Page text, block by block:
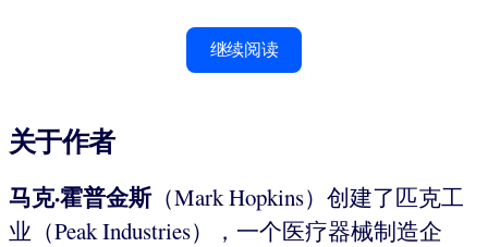
继续阅读
关于作者
马克·霍普金斯（Mark Hopkins）创建了匹克工
业（Peak Industries），一个医疗器械制造企